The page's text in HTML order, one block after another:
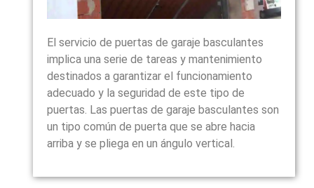
El servicio de puertas de garaje basculantes
implica una serie de tareas y mantenimiento
destinados a garantizar el funcionamiento
adecuado y la seguridad de este tipo de
puertas. Las puertas de garaje basculantes son
un tipo común de puerta que se abre hacia
arriba y se pliega en un ángulo vertical.